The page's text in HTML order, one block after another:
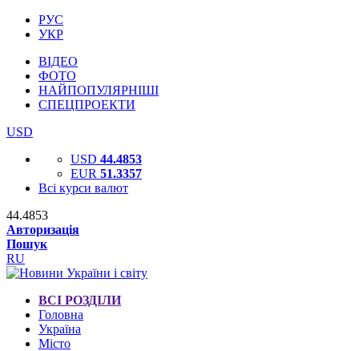
РУС
УКР
ВІДЕО
ФОТО
НАЙПОПУЛЯРНІШІ
СПЕЦПРОЕКТИ
USD
USD 44.4853
EUR 51.3357
Всі курси валют
44.4853
Авторизація
Пошук
RU
ВСІ РОЗДІЛИ
Головна
Україна
Місто